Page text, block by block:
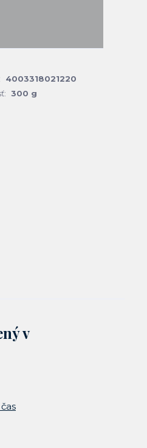
4003318021220
300 g
v